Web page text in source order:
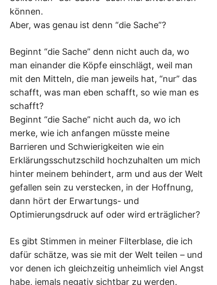
können.
Aber, was genau ist denn “die Sache”?
Beginnt “die Sache” denn nicht auch da, wo
man einander die Köpfe einschlägt, weil man
mit den Mitteln, die man jeweils hat, “nur” das
schafft, was man eben schafft, so wie man es
schafft?
Beginnt “die Sache” nicht auch da, wo ich
merke, wie ich anfangen müsste meine
Barrieren und Schwierigkeiten wie ein
Erklärungsschutzschild hochzuhalten um mich
hinter meinem behindert, arm und aus der Welt
gefallen sein zu verstecken, in der Hoffnung,
dann hört der Erwartungs- und
Optimierungsdruck auf oder wird erträglicher?
Es gibt Stimmen in meiner Filterblase, die ich
dafür schätze, was sie mit der Welt teilen – und
vor denen ich gleichzeitig unheimlich viel Angst
habe, jemals negativ sichtbar zu werden.